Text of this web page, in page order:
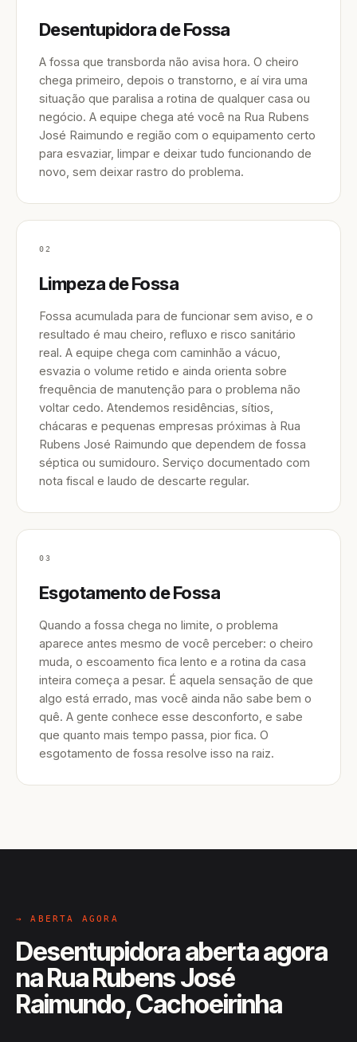
Desentupidora de Fossa
A fossa que transborda não avisa hora. O cheiro
chega primeiro, depois o transtorno, e aí vira uma
situação que paralisa a rotina de qualquer casa ou
negócio. A equipe chega até você na Rua Rubens
José Raimundo e região com o equipamento certo
para esvaziar, limpar e deixar tudo funcionando de
novo, sem deixar rastro do problema.
02
Limpeza de Fossa
Fossa acumulada para de funcionar sem aviso, e o
resultado é mau cheiro, refluxo e risco sanitário
real. A equipe chega com caminhão a vácuo,
esvazia o volume retido e ainda orienta sobre
frequência de manutenção para o problema não
voltar cedo. Atendemos residências, sítios,
chácaras e pequenas empresas próximas à Rua
Rubens José Raimundo que dependem de fossa
séptica ou sumidouro. Serviço documentado com
nota fiscal e laudo de descarte regular.
03
Esgotamento de Fossa
Quando a fossa chega no limite, o problema
aparece antes mesmo de você perceber: o cheiro
muda, o escoamento fica lento e a rotina da casa
inteira começa a pesar. É aquela sensação de que
algo está errado, mas você ainda não sabe bem o
quê. A gente conhece esse desconforto, e sabe
que quanto mais tempo passa, pior fica. O
esgotamento de fossa resolve isso na raiz.
→ ABERTA AGORA
Desentupidora aberta agora
na Rua Rubens José
Raimundo, Cachoeirinha